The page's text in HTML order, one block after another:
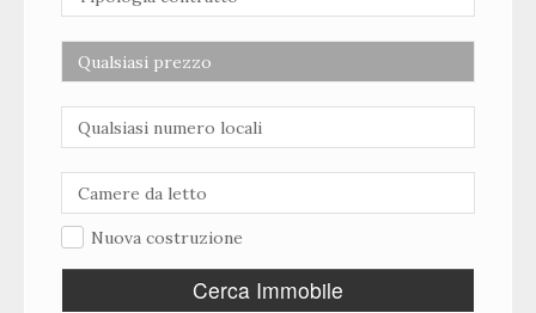
Nuova costruzione
Cerca Immobile